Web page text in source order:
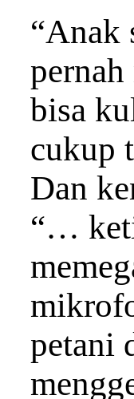
“Anak
bisa
cukup
Dan
“…
petani